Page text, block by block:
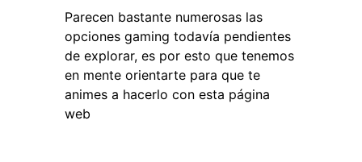
Parecen bastante numerosas las
opciones gaming todavía pendientes
de explorar, es por esto que tenemos
en mente orientarte para que te
animes a hacerlo con esta página
web